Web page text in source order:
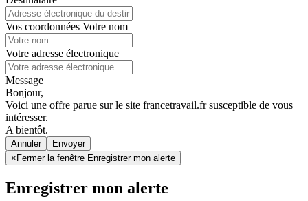
Vos coordonnées Votre nom
Votre adresse électronique
Message
Bonjour,
Voici une offre parue sur le site francetravail.fr susceptible de vous
intéresser.
A bientôt.
Annuler
× Fermer la fenêtre Enregistrer mon alerte
Enregistrer mon alerte